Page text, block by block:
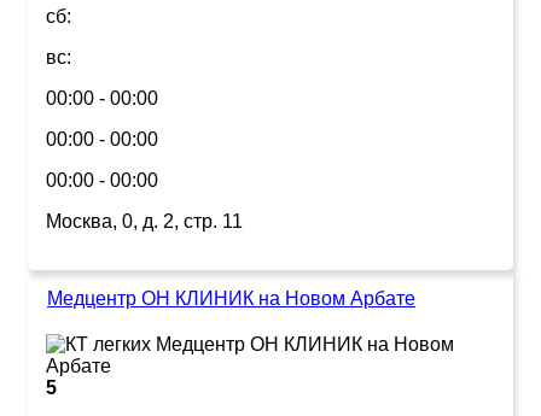
сб:
вс:
00:00 - 00:00
00:00 - 00:00
00:00 - 00:00
Москва, 0, д. 2, стр. 11
Медцентр ОН КЛИНИК на Новом Арбате
5